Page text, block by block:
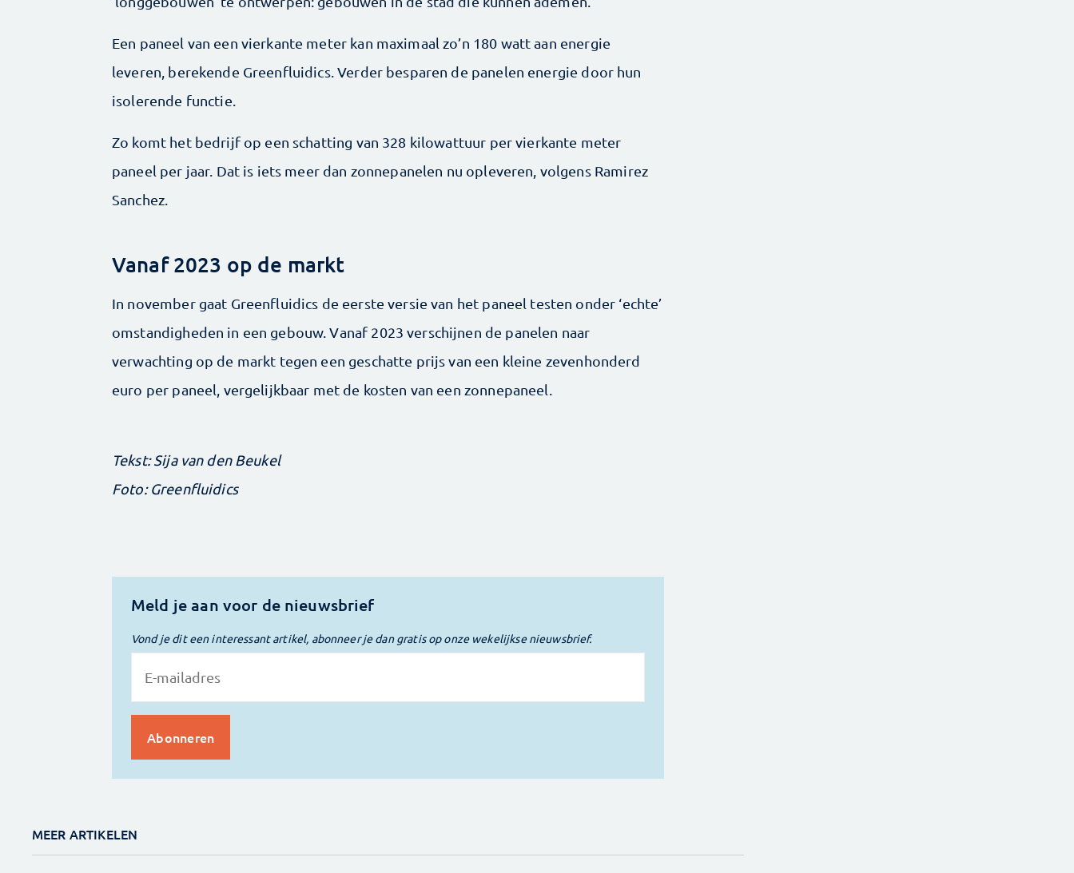
Een paneel van een vierkante meter kan maximaal zo’n 180 watt aan energie
leveren, berekende Greenfluidics. Verder besparen de panelen energie door hun
isolerende functie.
Zo komt het bedrijf op een schatting van 328 kilowattuur per vierkante meter
paneel per jaar. Dat is iets meer dan zonnepanelen nu opleveren, volgens Ramirez
Sanchez.
Vanaf 2023 op de markt
In november gaat Greenfluidics de eerste versie van het paneel testen onder ‘echte’
omstandigheden in een gebouw. Vanaf 2023 verschijnen de panelen naar
verwachting op de markt tegen een geschatte prijs van een kleine zeven­honderd
euro per paneel, vergelijkbaar met de kosten van een zonnepaneel.
Tekst: Sija van den Beukel
Foto: Greenfluidics
Meld je aan voor de nieuwsbrief
Vond je dit een interessant artikel, abonneer je dan gratis op onze wekelijkse nieuwsbrief.
MEER ARTIKELEN